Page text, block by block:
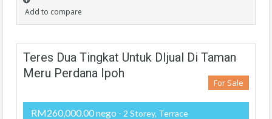
Add to compare
Teres Dua Tingkat Untuk DIjual Di Taman
Meru Perdana Ipoh
For Sale
RM260,000.00 nego - 2 Storey, Terrace